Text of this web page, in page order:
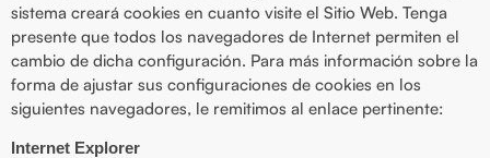
sistema creará cookies en cuanto visite el Sitio Web. Tenga
presente que todos los navegadores de Internet permiten el
cambio de dicha configuración. Para más información sobre la
forma de ajustar sus configuraciones de cookies en los
siguientes navegadores, le remitimos al enlace pertinente:
Internet Explorer